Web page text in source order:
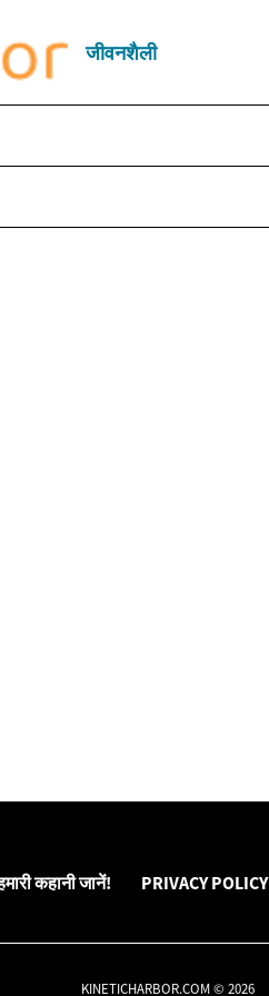
जीवनशैली
कहानी जानें! PRIVACY POLICY
KINETICHARBOR.COM © 2026